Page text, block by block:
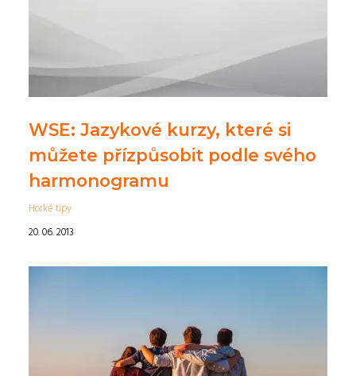
WSE: Jazykové kurzy, které si
můžete přízpůsobit podle svého
harmonogramu
Horké tipy
20. 06. 2013